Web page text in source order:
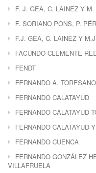
F. J. GEA, C. LAINEZ Y M.
F. SORIANO PONS, P.
F.J. GEA, C. LAINEZ Y
FACUNDO CLEMENTE
FENDT
FERNANDO A.
FERNANDO CALATAYUD
FERNANDO CALATAYUD
FERNANDO CALATAYUD
FERNANDO CUENCA
FERNANDO GONZÁLEZ
VILLAFRUELA